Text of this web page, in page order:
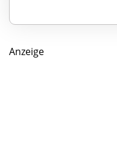
Anzeige